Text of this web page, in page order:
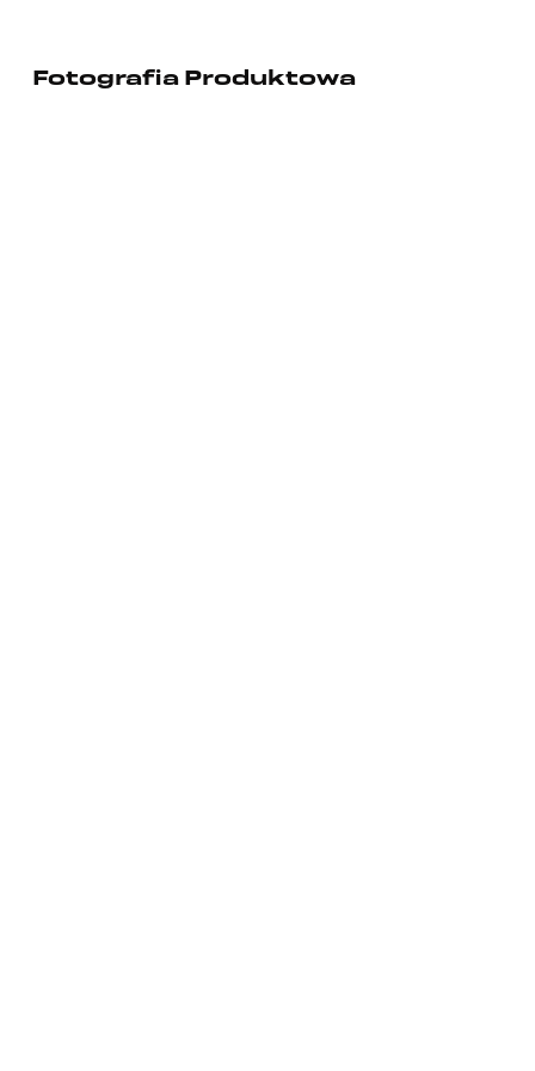
Fotografia Produktowa